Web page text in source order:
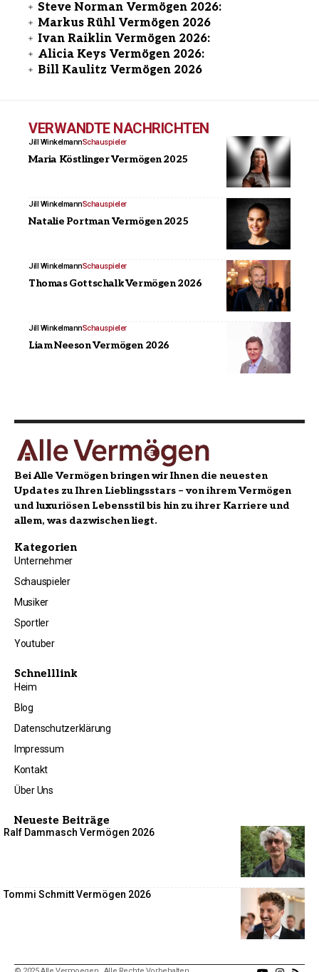
Steve Norman Vermögen 2026:
Markus Rühl Vermögen 2026
Ivan Raiklin Vermögen 2026:
Alicia Keys Vermögen 2026:
Bill Kaulitz Vermögen 2026
VERWANDTE NACHRICHTEN
Jill WinkelmannSchauspieler
Maria Köstlinger Vermögen 2025
Jill WinkelmannSchauspieler
Natalie Portman Vermögen 2025
Jill WinkelmannSchauspieler
Thomas Gottschalk Vermögen 2026
Jill WinkelmannSchauspieler
Liam Neeson Vermögen 2026
Bei Alle Vermögen bringen wir Ihnen die neuesten
Updates zu Ihren Lieblingsstars – von ihrem Vermögen
und luxuriösen Lebensstil bis hin zu ihrer Karriere und
allem, was dazwischen liegt.
Kategorien
Unternehmer
Schauspieler
Musiker
Sportler
Youtuber
Schnelllink
Heim
Blog
Datenschutzerklärung
Impressum
Kontakt
Über Uns
Neueste Beiträge
Ralf Dammasch Vermögen 2026
Tommi Schmitt Vermögen 2026